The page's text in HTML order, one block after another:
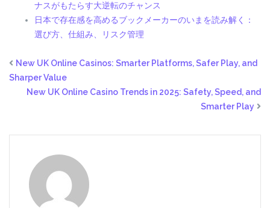
ナスがもたらす大逆転のチャンス
日本で存在感を高めるブックメーカーのいまを読み解く：
選び方、仕組み、リスク管理
New UK Online Casinos: Smarter Platforms, Safer Play, and
Sharper Value
New UK Online Casino Trends in 2025: Safety, Speed, and
Smarter Play